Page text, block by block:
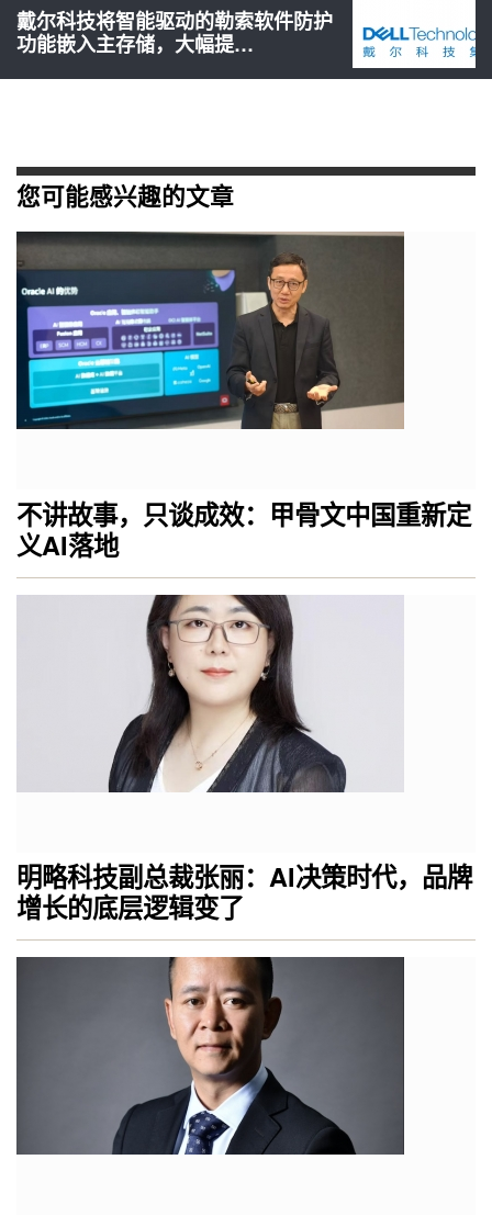
戴尔科技将智能驱动的勒索软件防护
功能嵌入主存储，大幅提…
您可能感兴趣的文章
不讲故事，只谈成效：甲骨文中国重新定
义AI落地
明略科技副总裁张丽：AI决策时代，品牌
增长的底层逻辑变了